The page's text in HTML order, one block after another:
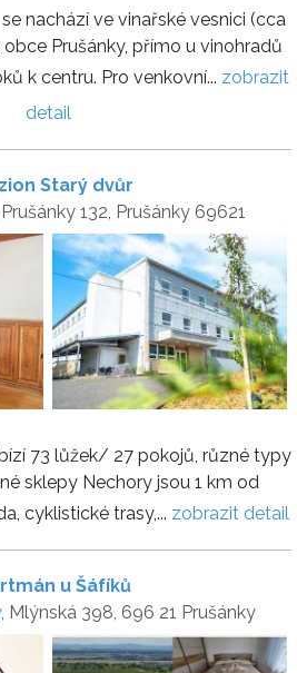
nachází ve vinařské vesnici (cca
Prušánky, přímo u vinohradů
k centru. Pro venkovní... zobrazit
detail
Starý dvůr
132, Prušánky 69621
73 lůžek/ 27 pokojů, různé typy
sklepy Nechory jsou 1 km od
cyklistické trasy,... zobrazit detail
u Šáfíků
, Mlýnská 398, 696 21 Prušánky